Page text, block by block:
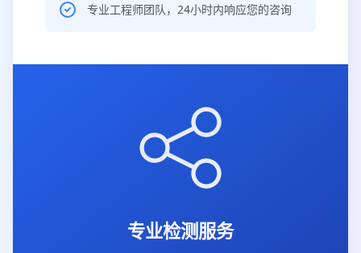
专业工程师团队，24小时内响应您的咨询
专业检测服务